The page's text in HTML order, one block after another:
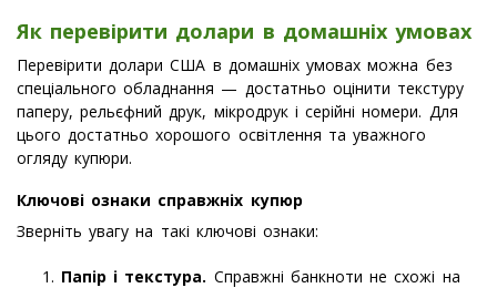
Як перевірити долари в домашніх умовах
Перевірити долари США в домашніх умовах можна без
спеціального обладнання — достатньо оцінити текстуру
паперу, рельєфний друк, мікродрук і серійні номери. Для
цього достатньо хорошого освітлення та уважного
огляду купюри.
Ключові ознаки справжніх купюр
Зверніть увагу на такі ключові ознаки:
Папір і текстура. Справжні банкноти не схожі на